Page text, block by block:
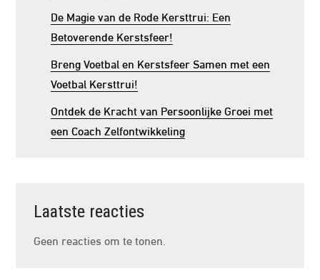
De Magie van de Rode Kersttrui: Een
Betoverende Kerstsfeer!
Breng Voetbal en Kerstsfeer Samen met een
Voetbal Kersttrui!
Ontdek de Kracht van Persoonlijke Groei met
een Coach Zelfontwikkeling
Laatste reacties
Geen reacties om te tonen.